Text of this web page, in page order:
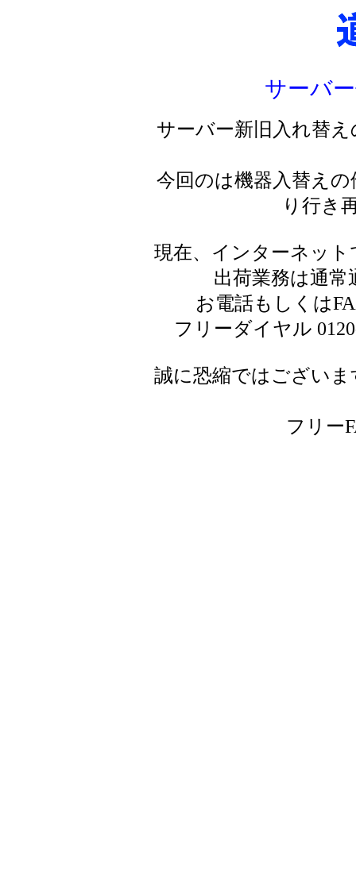
サーバ
サーバー新旧入れ替
今回のは機器入替え
り行き
現在、インターネッ
出荷業務は通
お電話もしくは
フリーダイヤル
誠に恐縮ではござい
フリー